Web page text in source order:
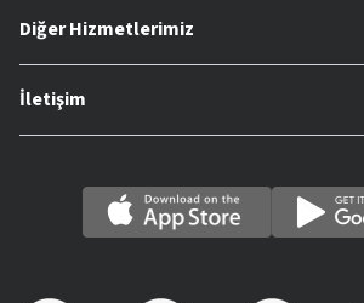
Diğer Hizmetlerimiz
İletişim